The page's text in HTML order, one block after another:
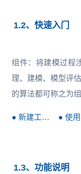
1.2、快速入门
组件：将建模过程
理、建模、模型评
的算法都可称之为组
● 新建工程入门
1.3、功能说明